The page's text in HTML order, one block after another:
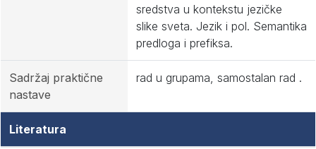
sredstva u kontekstu jezičke
slike sveta. Jezik i pol. Semantika
predloga i prefiksa.
Sadržaj praktične
nastave
rad u grupama, samostalan rad .
Literatura